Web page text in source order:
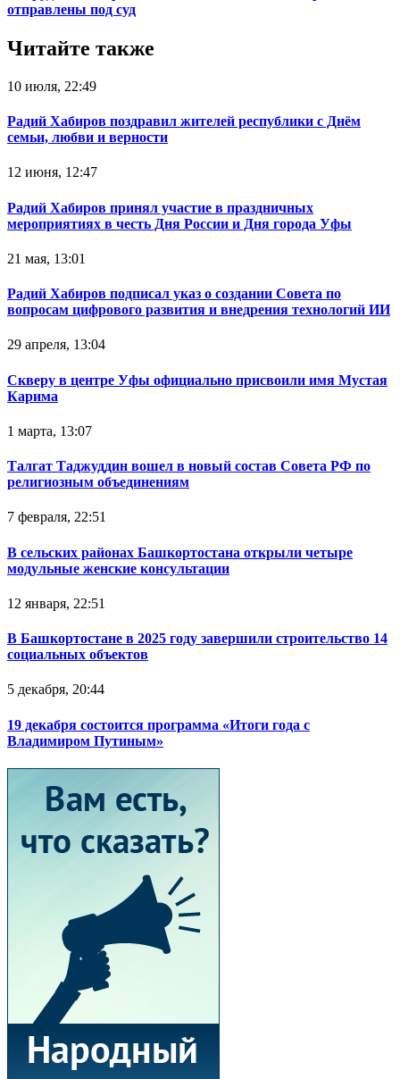
отправлены под суд
Читайте также
10 июля, 22:49
Радий Хабиров поздравил жителей республики с Днём
семьи, любви и верности
12 июня, 12:47
Радий Хабиров принял участие в праздничных
мероприятиях в честь Дня России и Дня города Уфы
21 мая, 13:01
Радий Хабиров подписал указ о создании Совета по
вопросам цифрового развития и внедрения технологий ИИ
29 апреля, 13:04
Скверу в центре Уфы официально присвоили имя Мустая
Карима
1 марта, 13:07
Талгат Таджуддин вошел в новый состав Совета РФ по
религиозным объединениям
7 февраля, 22:51
В сельских районах Башкортостана открыли четыре
модульные женские консультации
12 января, 22:51
В Башкортостане в 2025 году завершили строительство 14
социальных объектов
5 декабря, 20:44
19 декабря состоится программа «Итоги года с
Владимиром Путиным»